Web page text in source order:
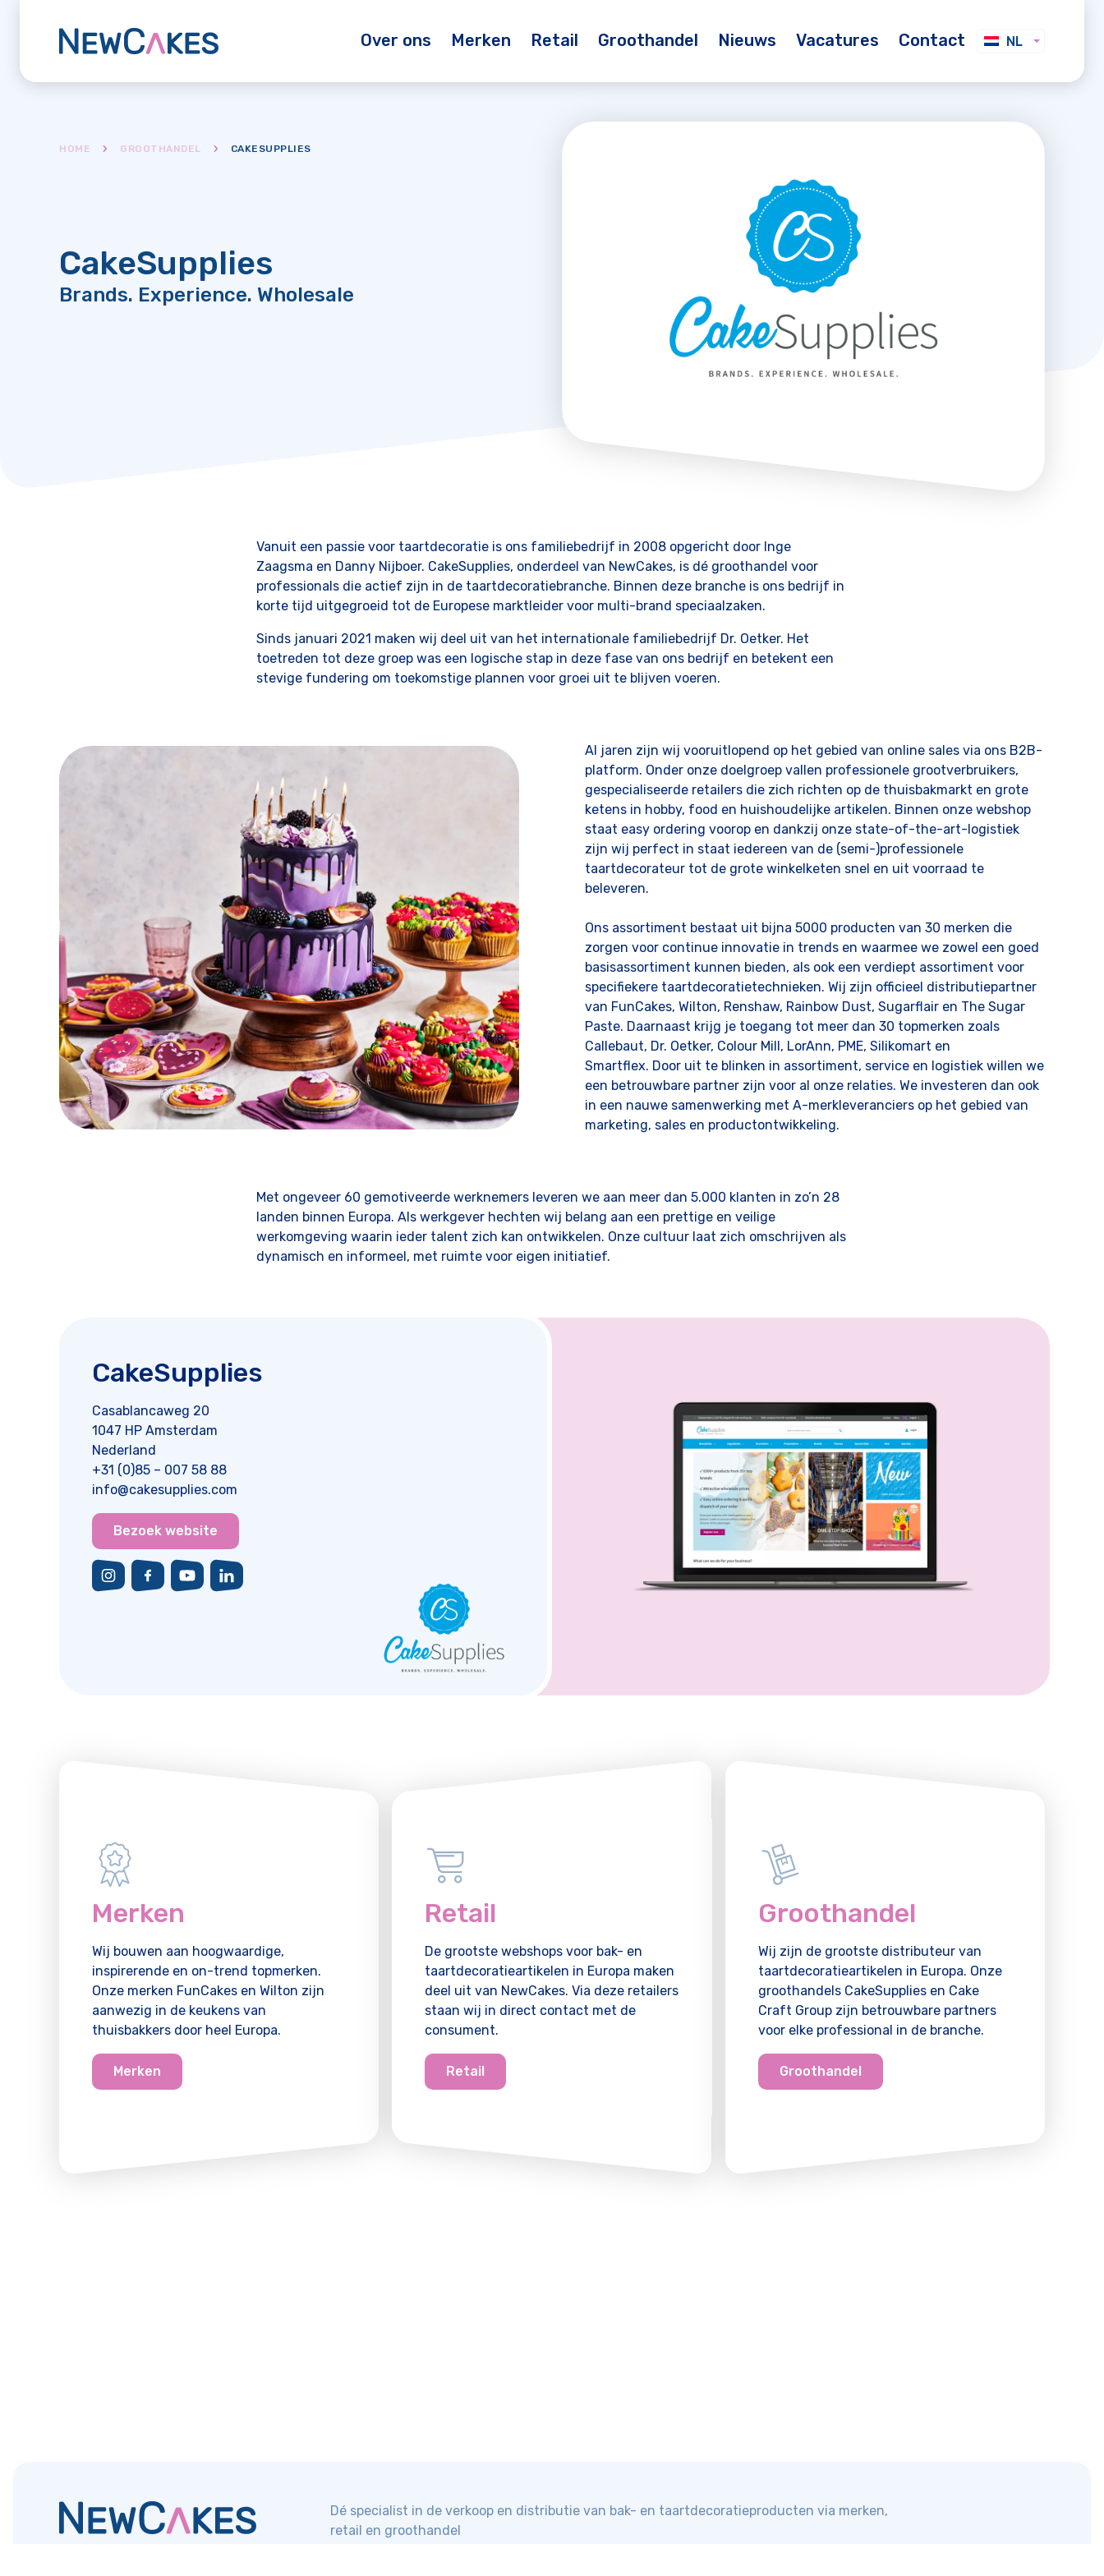
Over ons Merken Retail Groothandel Nieuws Vacatures Contact NL
HOME GROOTHANDEL CAKESUPPLIES
CakeSupplies
Brands. Experience. Wholesale
Vanuit een passie voor taartdecoratie is ons familiebedrijf in 2008 opgericht door Inge
Zaagsma en Danny Nijboer. CakeSupplies, onderdeel van NewCakes, is dé groothandel voor
professionals die actief zijn in de taartdecoratiebranche. Binnen deze branche is ons bedrijf in
korte tijd uitgegroeid tot de Europese marktleider voor multi-brand speciaalzaken.
Sinds januari 2021 maken wij deel uit van het internationale familiebedrijf Dr. Oetker. Het
toetreden tot deze groep was een logische stap in deze fase van ons bedrijf en betekent een
stevige fundering om toekomstige plannen voor groei uit te blijven voeren.
Al jaren zijn wij vooruitlopend op het gebied van online sales via ons B2B-
platform. Onder onze doelgroep vallen professionele grootverbruikers,
gespecialiseerde retailers die zich richten op de thuisbakmarkt en grote
ketens in hobby, food en huishoudelijke artikelen. Binnen onze webshop
staat easy ordering voorop en dankzij onze state-of-the-art-logistiek
zijn wij perfect in staat iedereen van de (semi-)professionele
taartdecorateur tot de grote winkelketen snel en uit voorraad te
beleveren.
Ons assortiment bestaat uit bijna 5000 producten van 30 merken die
zorgen voor continue innovatie in trends en waarmee we zowel een goed
basisassortiment kunnen bieden, als ook een verdiept assortiment voor
specifiekere taartdecoratietechnieken. Wij zijn officieel distributiepartner
van FunCakes, Wilton, Renshaw, Rainbow Dust, Sugarflair en The Sugar
Paste. Daarnaast krijg je toegang tot meer dan 30 topmerken zoals
Callebaut, Dr. Oetker, Colour Mill, LorAnn, PME, Silikomart en
Smartflex. Door uit te blinken in assortiment, service en logistiek willen we
een betrouwbare partner zijn voor al onze relaties. We investeren dan ook
in een nauwe samenwerking met A-merkleveranciers op het gebied van
marketing, sales en productontwikkeling.
Met ongeveer 60 gemotiveerde werknemers leveren we aan meer dan 5.000 klanten in zo’n 28
landen binnen Europa. Als werkgever hechten wij belang aan een prettige en veilige
werkomgeving waarin ieder talent zich kan ontwikkelen. Onze cultuur laat zich omschrijven als
dynamisch en informeel, met ruimte voor eigen initiatief.
CakeSupplies
Casablancaweg 20
1047 HP Amsterdam
Nederland
+31 (0)85 – 007 58 88
info@cakesupplies.com
Bezoek website
Merken
Wij bouwen aan hoogwaardige,
inspirerende en on-trend topmerken.
Onze merken FunCakes en Wilton zijn
aanwezig in de keukens van
thuisbakkers door heel Europa.
Merken
Retail
De grootste webshops voor bak- en
taartdecoratieartikelen in Europa maken
deel uit van NewCakes. Via deze retailers
staan wij in direct contact met de
consument.
Retail
Groothandel
Wij zijn de grootste distributeur van
taartdecoratieartikelen in Europa. Onze
groothandels CakeSupplies en Cake
Craft Group zijn betrouwbare partners
voor elke professional in de branche.
Groothandel
Dé specialist in de verkoop en distributie van bak- en taartdecoratieproducten via merken,
retail en groothandel